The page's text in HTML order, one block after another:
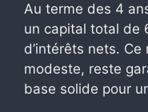
Au terme des 4
un capital total de
d’intérêts nets.
modeste, reste
base solide pour